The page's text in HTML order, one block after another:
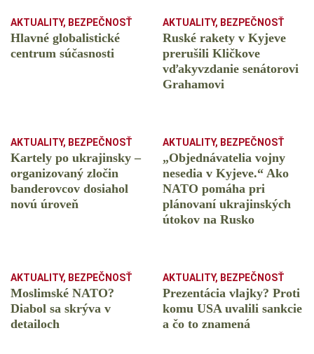
AKTUALITY, BEZPEČNOSŤ
Hlavné globalistické
centrum súčasnosti
AKTUALITY, BEZPEČNOSŤ
Ruské rakety v Kyjeve
prerušili Kličkove
vďakyvzdanie senátorovi
Grahamovi
AKTUALITY, BEZPEČNOSŤ
Kartely po ukrajinsky –
organizovaný zločin
banderovcov dosiahol
novú úroveň
AKTUALITY, BEZPEČNOSŤ
„Objednávatelia vojny
nesedia v Kyjeve.“ Ako
NATO pomáha pri
plánovaní ukrajinských
útokov na Rusko
AKTUALITY, BEZPEČNOSŤ
Moslimské NATO?
Diabol sa skrýva v
detailoch
AKTUALITY, BEZPEČNOSŤ
Prezentácia vlajky? Proti
komu USA uvalili sankcie
a čo to znamená